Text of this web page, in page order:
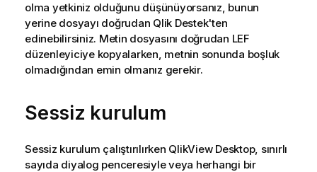
olma yetkiniz olduğunu düşünüyorsanız, bunun
yerine dosyayı doğrudan Qlik Destek'ten
edinebilirsiniz. Metin dosyasını doğrudan LEF
düzenleyiciye kopyalarken, metnin sonunda boşluk
olmadığından emin olmanız gerekir.
Sessiz kurulum
Sessiz kurulum çalıştırılırken QlikView Desktop, sınırlı
sayıda diyalog penceresiyle veya herhangi bir